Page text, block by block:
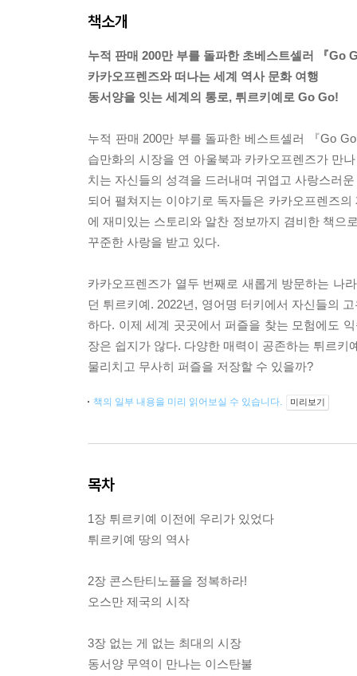
책소개
누적 판매 200만 부를 돌파한 초베스트셀러 『Go
카카오프렌즈와 떠나는 세계 역사 문화 여행
동서양을 잇는 세계의 통로, 튀르키예로 Go Go!
누적 판매 200만 부를 돌파한 베스트셀러 『Go
습만화의 시장을 연 아울북과 카카오프렌즈가 만
치는 자신들의 성격을 드러내며 귀엽고 사랑스러
되어 펼쳐지는 이야기로 독자들은 카카오프렌즈
에 재미있는 스토리와 알찬 정보까지 겸비한 책으
꾸준한 사랑을 받고 있다.
카카오프렌즈가 열두 번째로 새롭게 방문하는 나
던 튀르키예. 2022년, 영어명 터키에서 자신들의
하다. 이제 세계 곳곳에서 퍼즐을 찾는 모험에도
장은 쉽지가 않다. 다양한 매력이 공존하는 튀르
물리치고 무사히 퍼즐을 저장할 수 있을까?
책의 일부 내용을 미리 읽어보실 수 있습니다. 미리보기
목차
1장 튀르키예 이전에 우리가 있었다
튀르키예 땅의 역사
2장 콘스탄티노플을 정복하라!
오스만 제국의 시작
3장 없는 게 없는 최대의 시장
동서양 무역이 만나는 이스탄불